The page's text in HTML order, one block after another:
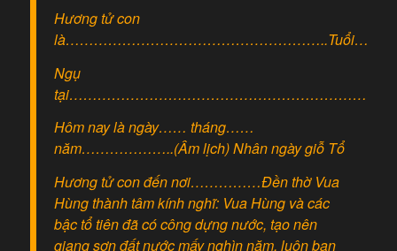
Hương tử con
Ngụ
Hôm nay là ngày…… tháng……
năm………………..(Âm lịch) Nhân ngày giỗ Tổ
Hương tử con đến nơi……………Đền thờ Vua
Hùng thành tâm kính nghĩ: Vua Hùng và các
bậc tổ tiên đã có công dựng nước, tạo nên
giang sơn đất nước mấy nghìn năm, luôn ban